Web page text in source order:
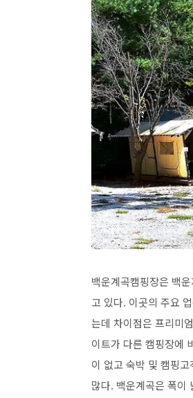
백운계곡캠핑장은 백
고 있다. 이곳의 주요
는데 차이점은 프리미
이트가 다른 캠핑장에
이 없고 숙박 및 캠핑
많다. 백운계곡은 폭이